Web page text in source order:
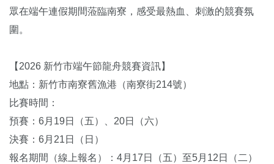
眾在端午連假期間蒞臨南寮，感受最熱血、刺激的競賽氛
圍。
【2026 新竹市端午節龍舟競賽資訊】
地點：新竹市南寮舊漁港（南寮街214號）
比賽時間：
預賽：6月19日（五）、20日（六）
決賽：6月21日（日）
報名期間（線上報名）：4月17日（五）至5月12日（二）